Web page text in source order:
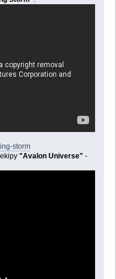
storm
"Avalon Universe" -